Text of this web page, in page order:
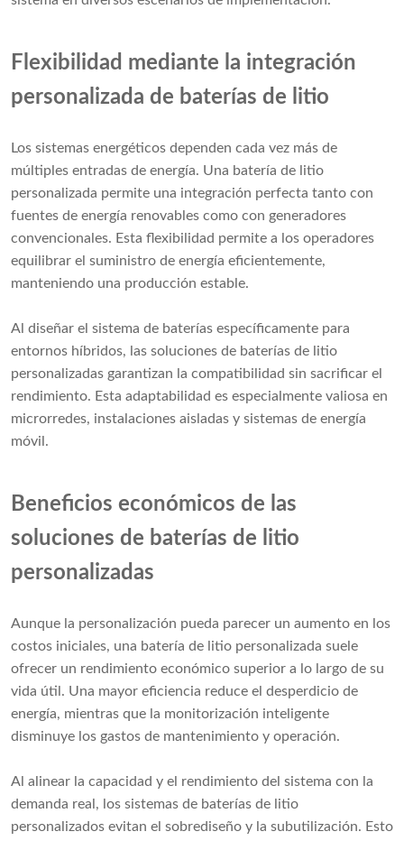
Flexibilidad mediante la integración
personalizada de baterías de litio
Los sistemas energéticos dependen cada vez más de
múltiples entradas de energía. Una batería de litio
personalizada permite una integración perfecta tanto con
fuentes de energía renovables como con generadores
convencionales. Esta flexibilidad permite a los operadores
equilibrar el suministro de energía eficientemente,
manteniendo una producción estable.
Al diseñar el sistema de baterías específicamente para
entornos híbridos, las soluciones de baterías de litio
personalizadas garantizan la compatibilidad sin sacrificar el
rendimiento. Esta adaptabilidad es especialmente valiosa en
microrredes, instalaciones aisladas y sistemas de energía
móvil.
Beneficios económicos de las
soluciones de baterías de litio
personalizadas
Aunque la personalización pueda parecer un aumento en los
costos iniciales, una batería de litio personalizada suele
ofrecer un rendimiento económico superior a lo largo de su
vida útil. Una mayor eficiencia reduce el desperdicio de
energía, mientras que la monitorización inteligente
disminuye los gastos de mantenimiento y operación.
Al alinear la capacidad y el rendimiento del sistema con la
demanda real, los sistemas de baterías de litio
personalizados evitan el sobrediseño y la subutilización. Esto